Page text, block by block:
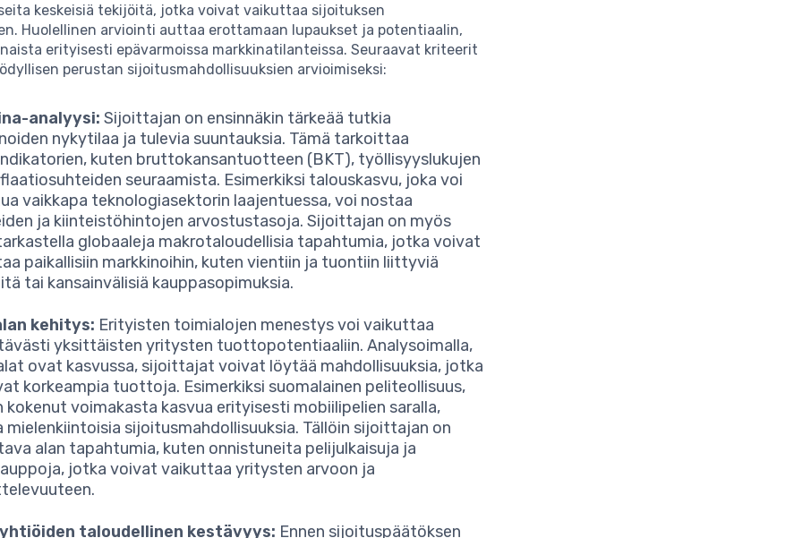
keskeisiä tekijöitä, jotka voivat vaikuttaa sijoituksen
Huolellinen arviointi auttaa erottamaan lupaukset ja potentiaalin,
erityisesti epävarmoissa markkinatilanteissa. Seuraavat kriteerit
perustan sijoitusmahdollisuuksien arvioimiseksi:
analyysi: Sijoittajan on ensinnäkin tärkeää tutkia
nykytilaa ja tulevia suuntauksia. Tämä tarkoittaa
kuten bruttokansantuotteen (BKT), työllisyyslukujen
seuraamista. Esimerkiksi talouskasvu, joka voi
vaikkapa teknologiasektorin laajentuessa, voi nostaa
ja kiinteistöhintojen arvostustasoja. Sijoittajan on myös
globaaleja makrotaloudellisia tapahtumia, jotka voivat
paikallisiin markkinoihin, kuten vientiin ja tuontiin liittyviä
tai kansainvälisiä kauppasopimuksia.
kehitys: Erityisten toimialojen menestys voi vaikuttaa
yksittäisten yritysten tuottopotentiaaliin. Analysoimalla,
ovat kasvussa, sijoittajat voivat löytää mahdollisuuksia, jotka
korkeampia tuottoja. Esimerkiksi suomalainen peliteollisuus,
kokenut voimakasta kasvua erityisesti mobiilipelien saralla,
mielenkiintoisia sijoitusmahdollisuuksia. Tällöin sijoittajan on
alan tapahtumia, kuten onnistuneita pelijulkaisuja ja
jotka voivat vaikuttaa yritysten arvoon ja
taloudellinen kestävyys: Ennen sijoituspäätöksen